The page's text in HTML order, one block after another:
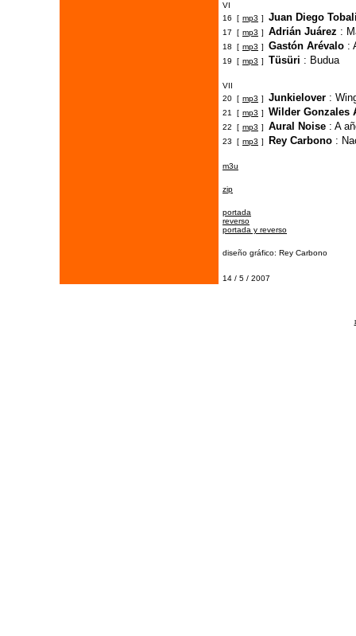
VI
16 [ mp3 ] Juan Diego
17 [ mp3 ] Adrián Juárez :
18 [ mp3 ] Gastón Arévalo :
19 [ mp3 ] Tüsüri : Budua
VII
20 [ mp3 ] Junkielover :
21 [ mp3 ] Wilder Gonzales
22 [ mp3 ] Aural Noise : A
23 [ mp3 ] Rey Carbono :
m3u
zip
portada
reverso
portada y reverso
diseño gráfico: Rey Carbono
14 / 5 / 2007